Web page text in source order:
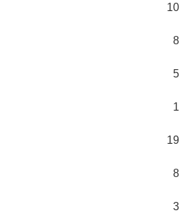
10
8
5
1
19
8
3